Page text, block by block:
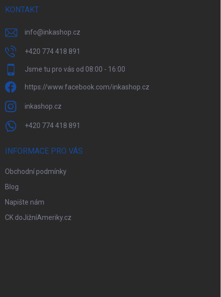
KONTAKT
info@inkashop.cz
+420 774 418 891
Jsme tu pro vás od 08:00 - 16:00
https://www.facebook.com/inkashop.cz
inkashop.cz
+420 774 418 891
INFORMACE PRO VÁS
Obchodní podmínky
Blog
Napište nám
CK doJižníAmeriky.cz